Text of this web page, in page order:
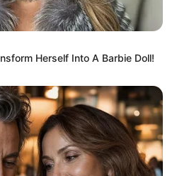
ดูดวงรายวัน
Herself Into A Barbie Doll!